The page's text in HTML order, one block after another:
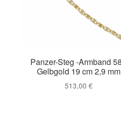
Panzer-Steg -Armband
Gelbgold 19 cm 2,9 mm
513,00 €